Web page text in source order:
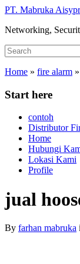
Skip
main
PT. Mabruka
Networking,
Search
for:
Home » fire alarm »
Start here
contoh
Distributor
Home
Hubungi
Lokasi Kami
Profile
jual
By farhan mabruka